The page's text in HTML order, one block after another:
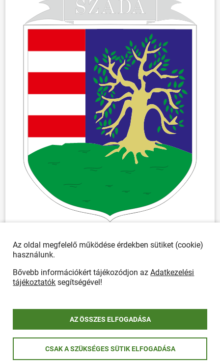
Az oldal megfelelő működése érdekben sütiket (cookie)
használunk.
Bővebb információkért tájékozódjon azAdatkezelési
tájékoztatók segítségével!
AZ ÖSSZES ELFOGADÁSA
CSAK A SZÜKSÉGES SÜTIK ELFOGADÁSA